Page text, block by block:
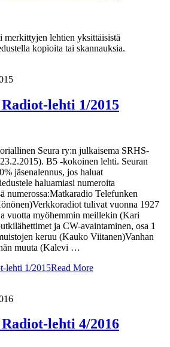
lehtien yksittäisistä
kopioita tai skannauksia.
lehti 1/2015
Seura ry:n julkaisema SRHS-
B5 -kokoinen lehti. Seuran
jäsenalennus, jos haluat
haluamiasi numeroita
numerossa:Matkaradio Telefunken
tulivat vuonna 1927
vuotta myöhemmin meillekin (Kari
ja CW-avaintaminen, osa 1
keruu (Kauko Viitanen)Vanhan
muuta (Kalevi …
lehti 1/2015Read More
lehti 4/2016